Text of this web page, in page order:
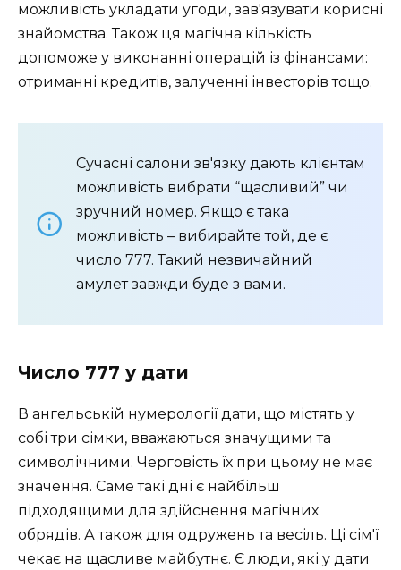
можливість укладати угоди, зав'язувати корисні
знайомства. Також ця магічна кількість
допоможе у виконанні операцій із фінансами:
отриманні кредитів, залученні інвесторів тощо.
Сучасні салони зв'язку дають клієнтам
можливість вибрати “щасливий” чи
зручний номер. Якщо є така
можливість – вибирайте той, де є
число 777. Такий незвичайний
амулет завжди буде з вами.
Число 777 у дати
В ангельській нумерології дати, що містять у
собі три сімки, вважаються значущими та
символічними. Черговість їх при цьому не має
значення. Саме такі дні є найбільш
підходящими для здійснення магічних
обрядів. А також для одружень та весіль. Ці сім'ї
чекає на щасливе майбутнє. Є люди, які у дати